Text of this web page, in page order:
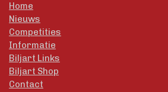
Home
Nieuws
Competities
Informatie
Biljart Links
Biljart Shop
Contact